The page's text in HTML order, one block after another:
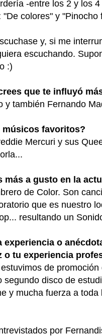
-entre los 2 y los
colores" y "Pinocho
y, si me
escuchando.
:)
que te influyó
y también Fernando
músicos favoritos?
Mercuri y sus
más a gusto en la
de Color. Son
que es nuestro
resultando un
o
o tu experiencia
de
segundo disco de
y mucha fuerza a toda
por